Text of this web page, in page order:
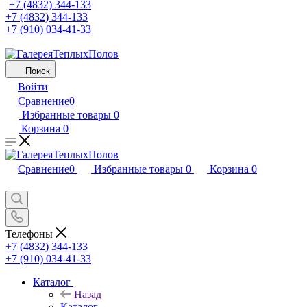
+7 (4832) 344-133
+7 (4832) 344-133
+7 (910) 034-41-33
Поиск
Войти
Сравнение0
Избранные товары 0
Корзина 0
Сравнение0 Избранные товары 0 Корзина 0
Телефоны
+7 (4832) 344-133
+7 (910) 034-41-33
Каталог
Назад